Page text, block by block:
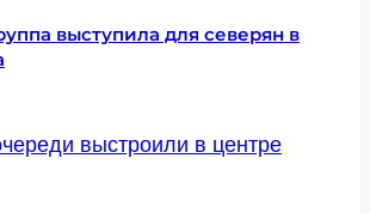
выступила для северян в